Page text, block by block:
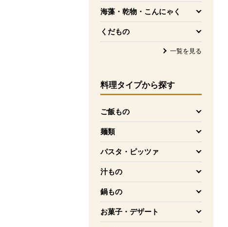
海藻・乾物・こんにゃく
を開く
くだもの
を開く
一覧を見る
料理タイプから探す
ご飯もの
を開く
麺類
を開く
パスタ・ピッツァ
を開く
汁もの
を開く
鍋もの
を開く
お菓子・デザート
を開く